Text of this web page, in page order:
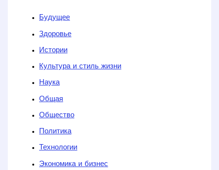
Будущее
Здоровье
Истории
Культура и стиль жизни
Наука
Общая
Общество
Политика
Технологии
Экономика и бизнес